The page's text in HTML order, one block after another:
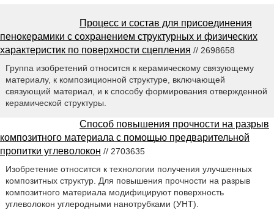
Процесс и состав для присоединения
пенокерамики с сохранением структурных и физических
характеристик по поверхности сцепления // 2698658
Группа изобретений относится к керамическому связующему
материалу, к композиционной структуре, включающей
связующий материал, и к способу формирования отвержденной
керамической структуры.
Способ повышения прочности на разрыв
композитного материала с помощью предварительной
пропитки углеволокон // 2703635
Изобретение относится к технологии получения улучшенных
композитных структур. Для повышения прочности на разрыв
композитного материала модифицируют поверхность
углеволокон углеродными нанотрубками (УНТ).